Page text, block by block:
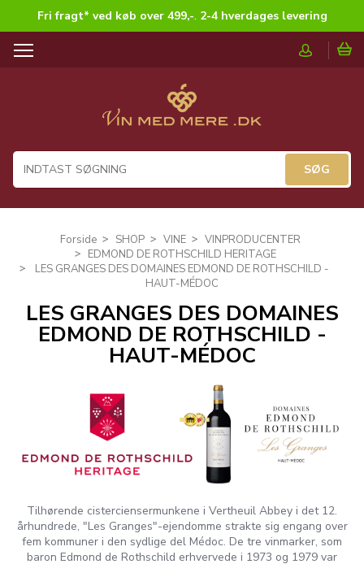
Fri fragt* ved køb over 499,-. 2-4 hverdages levering
T
a
i
t
o
n
Forside SHOP VINE
VINPRODUCENTER
EDMOND DE ROTHSCHILD HERITAGE
LES GRANGES DES DOMAINES EDMOND DE ROTHSCHILD -
HAUT-MÉDOC
LES GRANGES DES DOMAINES
EDMOND DE ROTHSCHILD -
HAUT-MÉDOC
Tilhørende cisterciensermunkene i Vertheuil Abbey i det 12.
århundrede, "Les Granges"-ejendomme strakte sig engang over
fem kommuner i den sydlige del Médoc. De tre vinmarker, som
baron Edmond de Rothschild erhvervede i 1973 og 1979 var